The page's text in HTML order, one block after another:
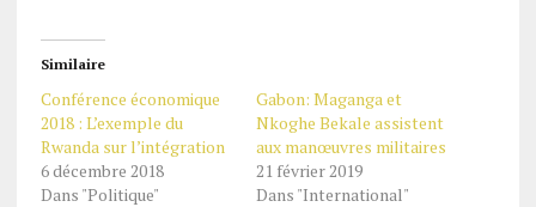
Similaire
Conférence économique
2018 : L’exemple du
Rwanda sur l’intégration
6 décembre 2018
Dans "Politique"
Gabon: Maganga et
Nkoghe Bekale assistent
aux manœuvres militaires
21 février 2019
Dans "International"